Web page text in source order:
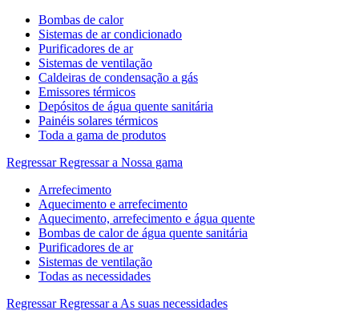
Bombas de calor
Sistemas de ar condicionado
Purificadores de ar
Sistemas de ventilação
Caldeiras de condensação a gás
Emissores térmicos
Depósitos de água quente sanitária
Painéis solares térmicos
Toda a gama de produtos
Regressar Regressar a Nossa gama
Arrefecimento
Aquecimento e arrefecimento
Aquecimento, arrefecimento e água quente
Bombas de calor de água quente sanitária
Purificadores de ar
Sistemas de ventilação
Todas as necessidades
Regressar Regressar a As suas necessidades